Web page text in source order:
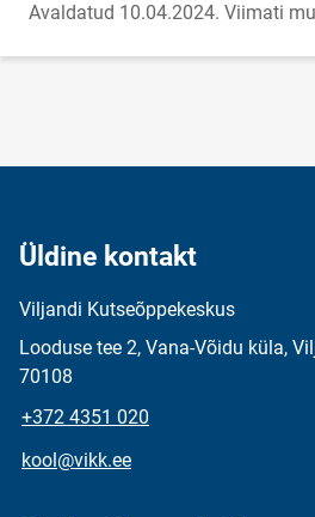
Avaldatud 10.04.2024. Viimati
Üldine kontakt
Viljandi Kutseõppekeskus
Looduse tee 2, Vana-Võidu küla,
70108
+372 4351 020
kool@vikk.ee